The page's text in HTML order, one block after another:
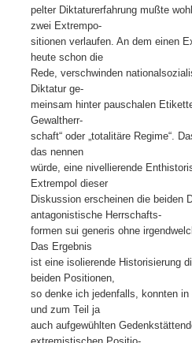
pelter Diktaturerfahrung mußte
zwei Extrempo-
sitionen verlaufen. An dem einen
heute schon die
Rede, verschwinden
Diktatur ge-
meinsam hinter pauschalen
Gewaltherr-
schaft“ oder „totalitäre Regime“.
das nennen
würde, eine nivellierende
Extrempol dieser
Diskussion erscheinen die beiden
antagonistische Herrschafts-
formen sui generis ohne
Das Ergebnis
ist eine isolierende Historisierung
beiden Positionen,
so denke ich jedenfalls, konnten in
und zum Teil ja
auch aufgewühlten